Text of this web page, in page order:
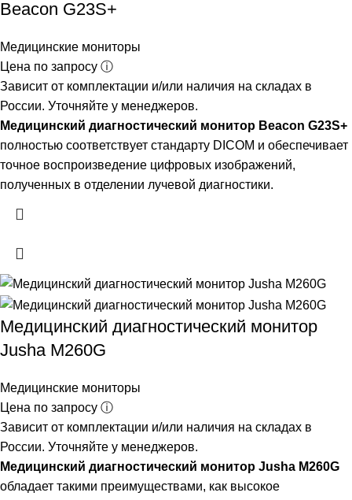
Beacon G23S+
Медицинские мониторы
Цена по запросу ⓘ
Зависит от комплектации и/или наличия на складах в
России. Уточняйте у менеджеров.
Медицинский диагностический монитор Beacon G23S+
полностью соответствует стандарту DICOM и обеспечивает
точное воспроизведение цифровых изображений,
полученных в отделении лучевой диагностики.
Медицинский диагностический монитор
Jusha M260G
Медицинские мониторы
Цена по запросу ⓘ
Зависит от комплектации и/или наличия на складах в
России. Уточняйте у менеджеров.
Медицинский диагностический монитор Jusha M260G
обладает такими преимуществами, как высокое